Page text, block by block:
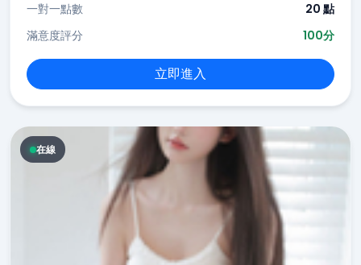
一對一點數
20 點
滿意度評分
100分
立即進入
在線